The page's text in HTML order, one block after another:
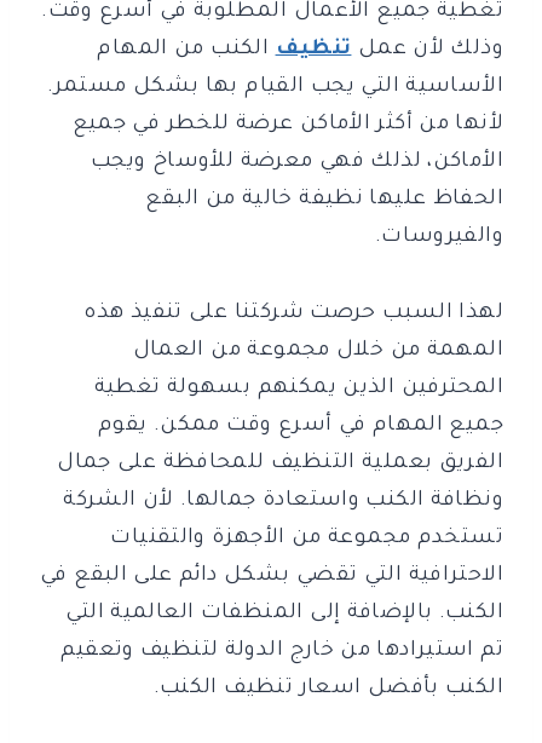
تغطية جميع الأعمال المطلوبة في أسرع وقت.
وذلك لأن عملتنظيفالكنب من المهام
الأساسية التي يجب القيام بها بشكل مستمر.
لأنها من أكثر الأماكن عرضة للخطر في جميع
الأماكن، لذلك فهي معرضة للأوساخ ويجب
الحفاظ عليها نظيفة خالية من البقع
والفيروسات.
لهذا السبب حرصت شركتنا على تنفيذ هذه
المهمة من خلال مجموعة من العمال
المحترفين الذين يمكنهم بسهولة تغطية
جميع المهام في أسرع وقت ممكن. يقوم
الفريق بعملية التنظيف للمحافظة على جمال
ونظافة الكنب واستعادة جمالها. لأن الشركة
تستخدم مجموعة من الأجهزة والتقنيات
الاحترافية التي تقضي بشكل دائم على البقع في
الكنب. بالإضافة إلى المنظفات العالمية التي
تم استيرادها من خارج الدولة لتنظيف وتعقيم
الكنب بأفضل اسعار تنظيف الكنب.